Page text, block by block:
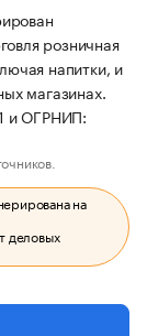
розничная
напитки, и
магазинах.
и ОГРНИП:
на
деловых